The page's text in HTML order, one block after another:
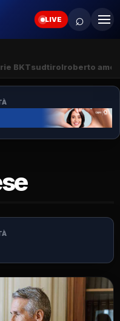
LIVE ⌕
BKTsudtirolroberto